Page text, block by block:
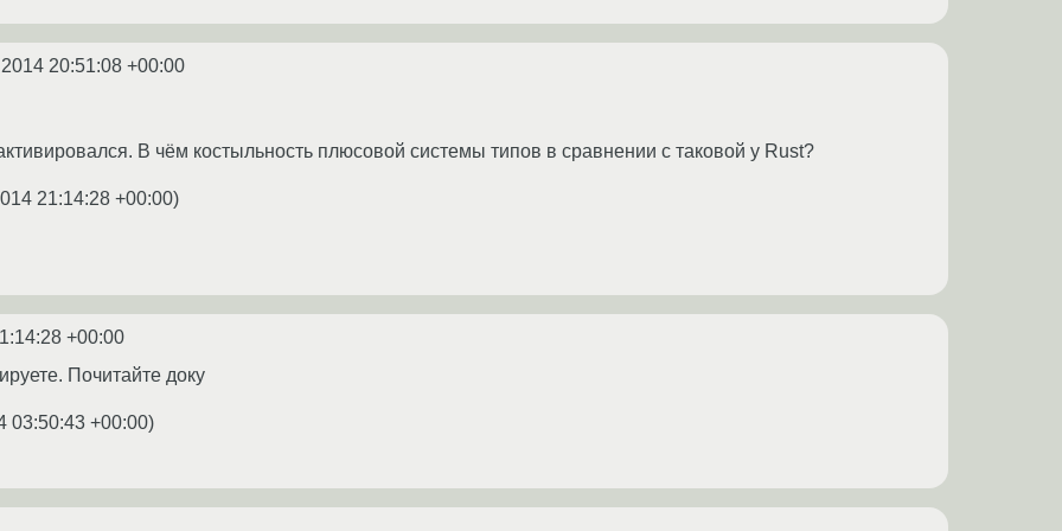
20:51:08 +00:00
В чём костыльность плюсовой системы типов в сравнении с таковой у Rust?
21:14:28 +00:00)
+00:00
Почитайте доку
03:50:43 +00:00)